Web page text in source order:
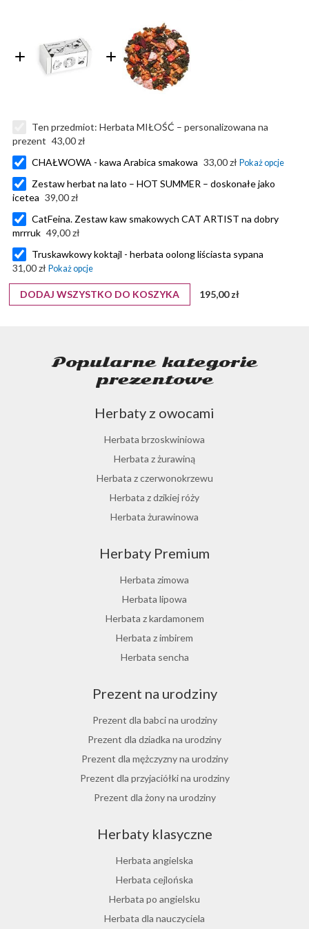
Ten przedmiot:Herbata MIŁOŚĆ – personalizowana na
prezent 43,00 zł
CHAŁWOWA - kawa Arabica smakowa 33,00 zł
Zestaw herbat na lato – HOT SUMMER – doskonałe jako
icetea 39,00 zł
CatFeina. Zestaw kaw smakowych CAT ARTIST na dobry
mrrruk 49,00 zł
Truskawkowy koktajl - herbata oolong liściasta sypana
31,00 zł
DODAJ WSZYSTKO DO KOSZYKA 195,00 zł
Popularne kategorie
prezentowe
Herbaty z owocami
Herbata brzoskwiniowa
Herbata z żurawiną
Herbata z czerwonokrzewu
Herbata z dzikiej róży
Herbata żurawinowa
Ostrokrzew paragwajski
Hibiskus herbata
Herbata różana
Herbata z lukrecji
Herbata z rokitnika
Herbata jesienna
Herbaty Premium
Herbata zimowa
Herbata lipowa
Herbata z kardamonem
Herbata z imbirem
Herbata sencha
Herbata jaśminowa
Herbata jasminowa
Herbata rumiankowa
Koper włoski herbata
Herbata z goździkami
Herbata z cynamonem
Prezent na urodziny
Prezent dla babci na urodziny
Prezent dla dziadka na urodziny
Prezent dla mężczyzny na urodziny
Prezent dla przyjaciółki na urodziny
Prezent dla żony na urodziny
Prezent dla dziewczyny na urodziny
Prezent dla koleżanki na urodziny
Prezent dla mamy na urodziny
Prezent dla taty na urodziny
Prezent dla męża na urodziny
Herbaty klasyczne
Herbata angielska
Herbata cejlońska
Herbata po angielsku
Herbata dla nauczyciela